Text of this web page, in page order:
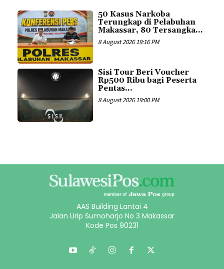
50 Kasus Narkoba
Terungkap di Pelabuhan
Makassar, 80 Tersangka...
8 August 2026 19:16 PM
Sisi Tour Beri Voucher
Rp500 Ribu bagi Peserta
Pentas...
8 August 2026 19:00 PM
AAS Building Lantai 4
Jalan Urip Sumoharjo No 3 Makassar
Kode Pos 90231